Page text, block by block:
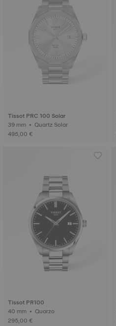
Tissot PRC 100 Solar
39 mm • Quartz Solar
495,00 €
Tissot PR100
40 mm • Quarzo
295,00 €